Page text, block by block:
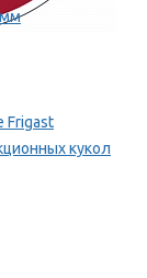
мм
Frigast
кукол